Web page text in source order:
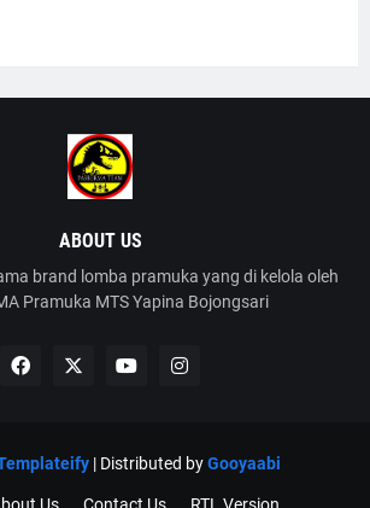
ABOUT US
brand lomba pramuka yang di kelola oleh
Pramuka MTS Yapina Bojongsari
| Distributed byGooyaabi